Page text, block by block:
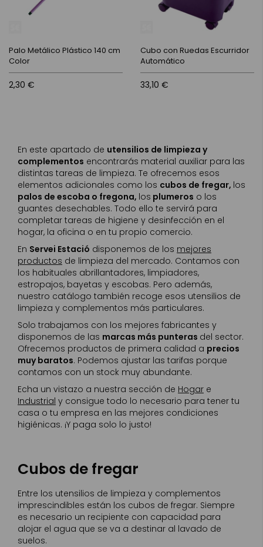
Palo Metálico Plástico 140 cm
Color
2,30 €
Cubo con Ruedas Escurridor
Automático
33,10 €
En este apartado de utensilios de limpieza y
complementos encontrarás material auxiliar para las
distintas tareas de limpieza. Te ofrecemos esos
elementos adicionales como los cubos de fregar, los
palos de escoba o fregona, los plumeros o los
guantes desechables. Todo ello te servirá para
completar tareas de higiene y desinfección en el
hogar, la oficina o en tu propio comercio.
En Servei Estació disponemos de los mejores
productos de limpieza del mercado. Contamos con
los habituales abrillantadores, limpiadores,
estropajos, bayetas y escobas. Pero además,
nuestro catálogo también recoge esos utensilios de
limpieza y complementos más particulares.
Solo trabajamos con los mejores fabricantes y
disponemos de las marcas más punteras del sector.
Ofrecemos productos de primera calidad a precios
muy baratos. Podemos ajustar las tarifas porque
contamos con un stock muy abundante.
Echa un vistazo a nuestra sección de Hogar e
Industrial y consigue todo lo necesario para tener tu
casa o tu empresa en las mejores condiciones
higiénicas. ¡Y paga solo lo justo!
Cubos de fregar
Entre los utensilios de limpieza y complementos
imprescindibles están los cubos de fregar. Siempre
es necesario un recipiente con capacidad para
alojar el agua que se va a destinar al lavado de
suelos.